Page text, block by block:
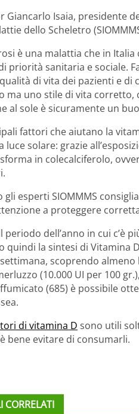
Giancarlo Isaia, presidente
dello Scheletro
è una malattia che in
priorità sanitaria e sociale.
di vita dei pazienti e di
ma uno stile di vita corretto,
al sole è sicuramente un
fattori che aiutano la
luce solare: grazie
in colecalciferolo,
gli esperti SIOMMMS
a proteggere
periodo dell’anno in cui c’è
quindi la sintesi di Vitamina
scoprendo
(10.000 UI per 100
(685) è possibile
di vitamina D sono utili
bene evitare di consumarli.
CORRELATI